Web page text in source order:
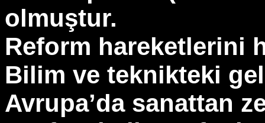
olmuştur.
Reform hareketlerini
Bilim ve teknikteki
Avrupa’da sanattan